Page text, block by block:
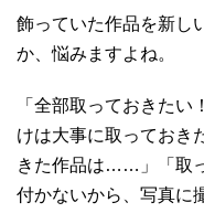
飾っていた作品を新し
か、悩みますよね。
「全部取っておきた
けは大事に取っておき
きた作品は……」「取
付かないから、写真に